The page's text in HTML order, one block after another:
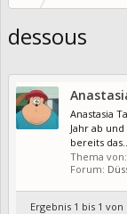
dessous
Anastasia
Jahr ab
bereits
Thema von:
Forum:
Ergebnis 1 bis 1 von